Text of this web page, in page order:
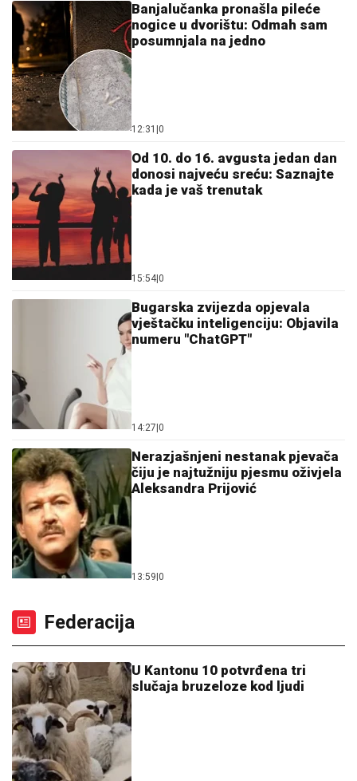
Banjalučanka pronašla pileće
nogice u dvorištu: Odmah sam
posumnjala na jedno
12:31 0
Od 10. do 16. avgusta jedan dan
donosi najveću sreću: Saznajte
kada je vaš trenutak
15:54 0
Bugarska zvijezda opjevala
vještačku inteligenciju: Objavila
numeru "ChatGPT"
14:27 0
Nerazjašnjeni nestanak pjevača
čiju je najtužniju pjesmu oživjela
Aleksandra Prijović
13:59 0
Federacija
U Kantonu 10 potvrđena tri
slučaja bruzeloze kod ljudi